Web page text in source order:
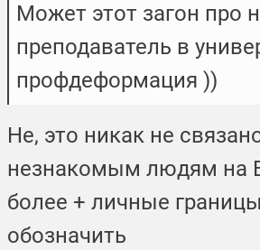
Может этот загон про
преподаватель в
профдеформация ))
Не, это никак не
незнакомым людям на
более + личные
обозначить